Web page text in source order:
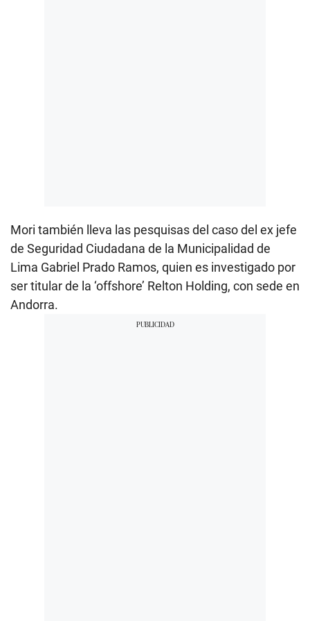
Mori también lleva las pesquisas del caso del ex jefe
de Seguridad Ciudadana de la Municipalidad de
Lima Gabriel Prado Ramos, quien es investigado por
ser titular de la ‘offshore’ Relton Holding, con sede en
Andorra.